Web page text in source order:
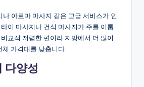
아로마 마사지 같은 고급 서비스가 인
이 마사지나 건식 마사지가 주를 이룹
교적 저렴한 편이라 지방에서 더 많이
체 가격대를 낮춥니다.
다양성